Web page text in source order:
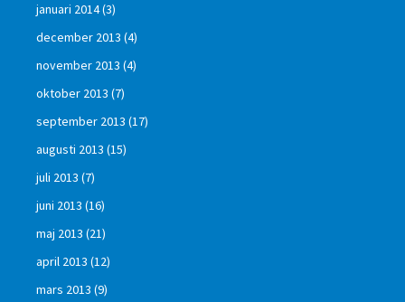
januari 2014(3)
december 2013 (4)
november 2013 (4)
oktober 2013 (7)
september 2013 (17)
augusti 2013 (15)
juli 2013 (7)
juni 2013 (16)
maj 2013 (21)
april 2013 (12)
mars 2013 (9)